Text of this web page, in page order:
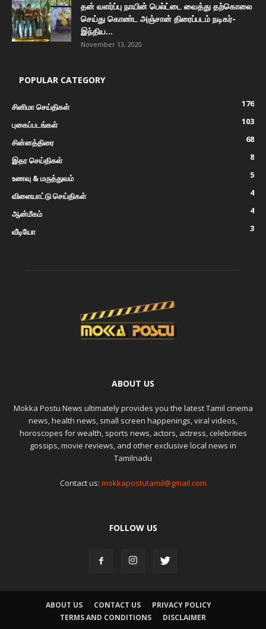
தன் வளர்ப்பு நாயின் பெல்ட்டை வைத்து தற்கொலை
செய்து கொண்ட அஞ்சான் திரைப்படம் நடிகர்-
இந்திய...
November 13, 2020
POPULAR CATEGORY
சினிமா செய்திகள்
176
புகைப்படங்கள்
103
சின்னத்திரை
68
இதர செய்திகள்
8
உணவு & மருத்துவம்
5
விளையாட்டு செய்திகள்
4
ஆன்மீகம்
4
வீடியோ
3
ABOUT US
Mokka Postu News ultimately provides you the latest Tamil cinema
news, health news, small screen happenings, viral videos,
horoscopes for wealth, sports news, actors, actress, celebrities
gossips, movie reviews, and other exclusive local news in
Tamilnadu
Contact us: mokkapostutamil@gmail.com
FOLLOW US
ABOUT US CONTACT US
PRIVACY POLICY
TERMS AND CONDITIONS
DISCLAIMER